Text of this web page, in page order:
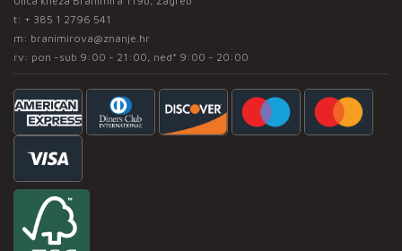
t: + 385 1 2796 541
m: branimirova@znanje.hr
rv: pon -sub 9:00 - 21:00, ned* 9:00 - 20:00